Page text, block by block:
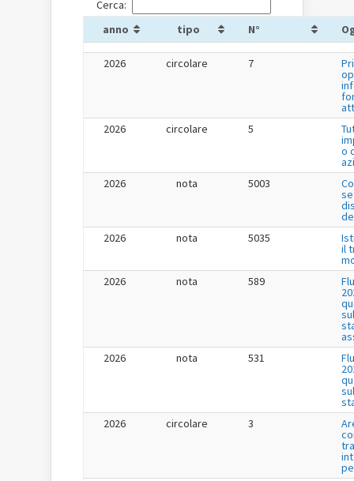
Cerca:
anno
tipo N°
2026 circolare 7
2026
circolare 5
o
2026
nota 5003
2026
nota 5035
il
2026
nota 589
2026
nota 531
2026
circolare 3